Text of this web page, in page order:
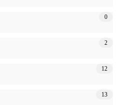
0
2
12
13